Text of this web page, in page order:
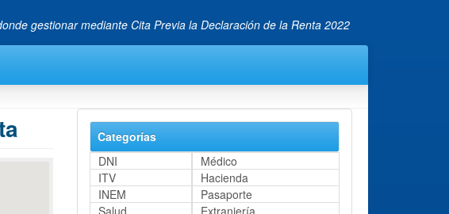
gestionar mediante Cita Previa la Declaración de la Renta 2022
Categorías
DNI
Médico
ITV
Hacienda
INEM
Pasaporte
Salud
Extranjería